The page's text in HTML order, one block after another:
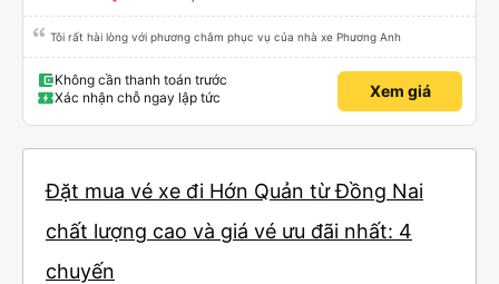
Tôi rất hài lòng với phương châm phục vụ của nhà xe Phương Anh
Không cần thanh toán trước
Xác nhận chỗ ngay lập tức
Xem giá
Đặt mua vé xe đi Hớn Quản từ Đồng Nai
chất lượng cao và giá vé ưu đãi nhất: 4
chuyến